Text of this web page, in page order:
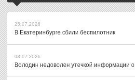
25.07.2026
В Екатеринбурге сбили беспилотник
08.07.2026
Володин недоволен утечкой информации